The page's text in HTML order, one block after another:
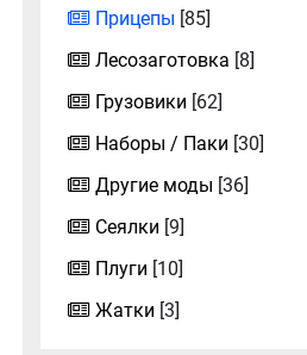
Прицепы [85]
Лесозаготовка [8]
Грузовики [62]
Наборы / Паки [30]
Другие моды [36]
Сеялки [9]
Плуги [10]
Жатки [3]